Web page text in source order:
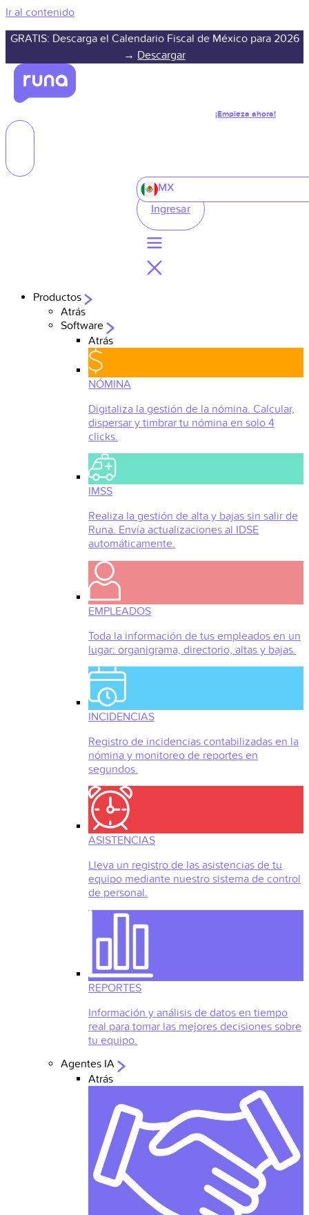
Ir al contenido
GRATIS: Descarga el Calendario Fiscal de México para 2026
→ Descargar
¡Empieza ahora!
MX
Ingresar
Productos
Atrás
Software
Atrás
NÓMINA
Digitaliza la gestión de la nómina. Calcular,
dispersar y timbrar tu nómina en solo 4
clicks.
IMSS
Realiza la gestión de alta y bajas sin salir de
Runa. Envía actualizaciones al IDSE
automáticamente.
EMPLEADOS
Toda la información de tus empleados en un
lugar: organigrama, directorio, altas y bajas.
INCIDENCIAS
Registro de incidencias contabilizadas en la
nómina y monitoreo de reportes en
segundos.
ASISTENCIAS
Lleva un registro de las asistencias de tu
equipo mediante nuestro sistema de control
de personal.
REPORTES
Información y análisis de datos en tiempo
real para tomar las mejores decisiones sobre
tu equipo.
Agentes IA
Atrás